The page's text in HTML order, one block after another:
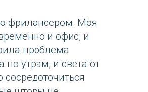
фрилансером. Моя
и офис, и
проблема
утрам, и света от